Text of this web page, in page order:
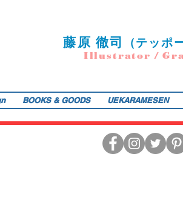
藤原 徹司 （テ ッポ
Illustrator /
BOOKS & GOODS UEKARAMESEN